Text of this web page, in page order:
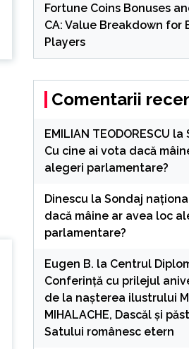
Fortune Coins Bonuses
CA: Value Breakdown for
Players
Comentarii
EMILIAN TEODORESCU la
Cu cine ai vota dacă
alegeri parlamentare?
Dinescu la Sondaj
dacă mâine ar avea loc
parlamentare?
Eugen B. la Centrul
Conferință cu prilejul
de la nașterea ilustrului
MIHALACHE, Dascăl și
Satului românesc etern